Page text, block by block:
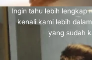
Ingin tahu lebih lengkap
kenali kami lebih
yang sudah